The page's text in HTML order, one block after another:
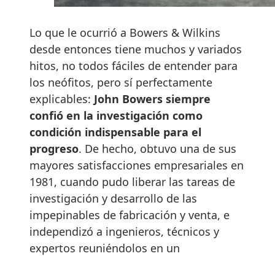
Lo que le ocurrió a Bowers & Wilkins
desde entonces tiene muchos y variados
hitos, no todos fáciles de entender para
los neófitos, pero sí perfectamente
explicables: John Bowers siempre
confió en la investigación como
condición indispensable para el
progreso. De hecho, obtuvo una de sus
mayores satisfacciones empresariales en
1981, cuando pudo liberar las tareas de
investigación y desarrollo de las
impepinables de fabricación y venta, e
independizó a ingenieros, técnicos y
expertos reuniéndolos en un